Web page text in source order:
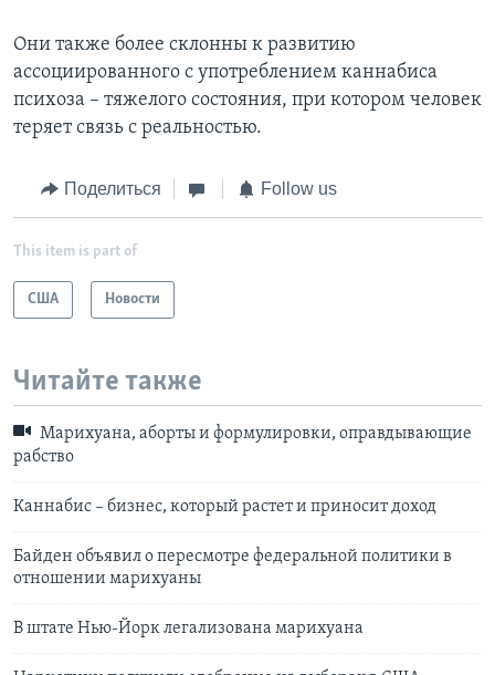
Они также более склонны к развитию
ассоциированного с употреблением каннабиса
психоза – тяжелого состояния, при котором человек
теряет связь с реальностью.
Поделиться Follow us
This item is part of
США Новости
Читайте также
Марихуана, аборты и формулировки, оправдывающие
рабство
Каннабис – бизнес, который растет и приносит доход
Байден объявил о пересмотре федеральной политики в
отношении марихуаны
В штате Нью-Йорк легализована марихуана